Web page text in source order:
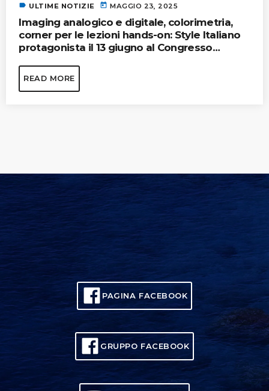
label ULTIME NOTIZIE today MAGGIO 23, 2025
Imaging analogico e digitale, colorimetria,
corner per le lezioni hands-on: Style Italiano
protagonista il 13 giugno al Congresso
READ MORE
PAGINA FACEBOOK
GRUPPO FACEBOOK